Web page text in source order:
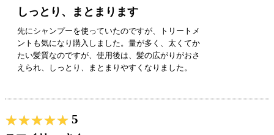
しっとり、まとまります
先にシャンプーを使っていたのですが、トリートメ
ントも気になり購入しました。量が多く、太くてか
たい髪質なのですが、使用後は、髪の広がりがおさ
えられ、しっとり、まとまりやすくなりました。
★★★★★
★★★★★ 5